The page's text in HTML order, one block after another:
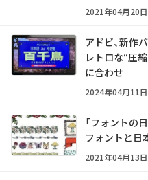
2021年04月20
アドビ、新作
レトロな“圧
に合わせ
2024年04月11
「フォントの
フォントと日
2021年04月13